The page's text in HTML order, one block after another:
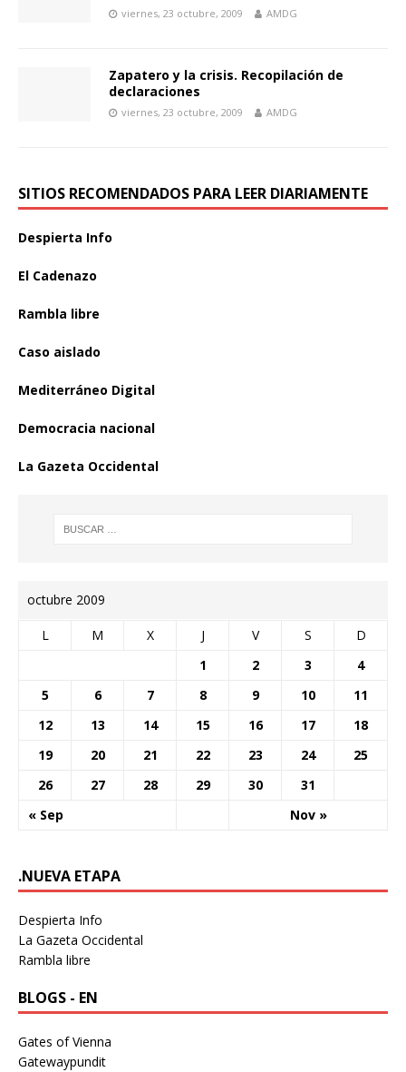
viernes, 23 octubre, 2009 AMDG
Zapatero y la crisis. Recopilación de
declaraciones
viernes, 23 octubre, 2009 AMDG
SITIOS RECOMENDADOS PARA LEER DIARIAMENTE
Despierta Info
El Cadenazo
Rambla libre
Caso aislado
Mediterráneo Digital
Democracia nacional
La Gazeta Occidental
octubre 2009
L M X J V S D
« Sep Nov »
1 2 3
4
5
6 7 8 9 10
11
12
13 14 15 16 17
18
19
20 21 22 23 24
25
26
27 28 29 30 31
.NUEVA ETAPA
Despierta Info
La Gazeta Occidental
Rambla libre
BLOGS - EN
Gates of Vienna
Gatewaypundit